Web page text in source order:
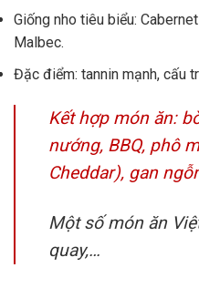
Giống nho tiêu biểu:
Malbec.
Đặc điểm: tannin mạnh, cấu
Kết hợp món ăn:
nướng, BBQ, phô
Cheddar), gan
Một số món ăn
quay,…